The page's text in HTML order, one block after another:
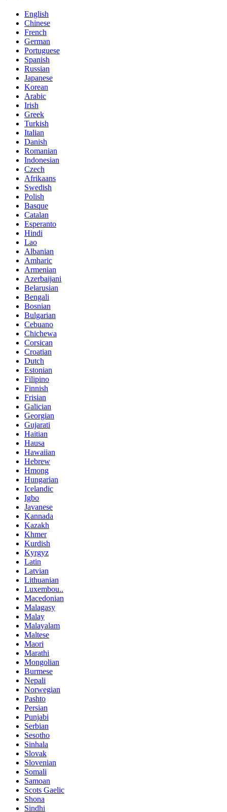
English
Chinese
French
German
Portuguese
Spanish
Russian
Japanese
Korean
Arabic
Irish
Greek
Turkish
Italian
Danish
Romanian
Indonesian
Czech
Afrikaans
Swedish
Polish
Basque
Catalan
Esperanto
Hindi
Lao
Albanian
Amharic
Armenian
Azerbaijani
Belarusian
Bengali
Bosnian
Bulgarian
Cebuano
Chichewa
Corsican
Croatian
Dutch
Estonian
Filipino
Finnish
Frisian
Galician
Georgian
Gujarati
Haitian
Hausa
Hawaiian
Hebrew
Hmong
Hungarian
Icelandic
Igbo
Javanese
Kannada
Kazakh
Khmer
Kurdish
Kyrgyz
Latin
Latvian
Lithuanian
Luxembou..
Macedonian
Malagasy
Malay
Malayalam
Maltese
Maori
Marathi
Mongolian
Burmese
Nepali
Norwegian
Pashto
Persian
Punjabi
Serbian
Sesotho
Sinhala
Slovak
Slovenian
Somali
Samoan
Scots Gaelic
Shona
Sindhi